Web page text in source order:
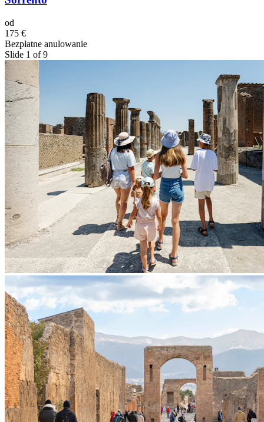
od
175 €
Bezpłatne anulowanie
Slide 1 of 9